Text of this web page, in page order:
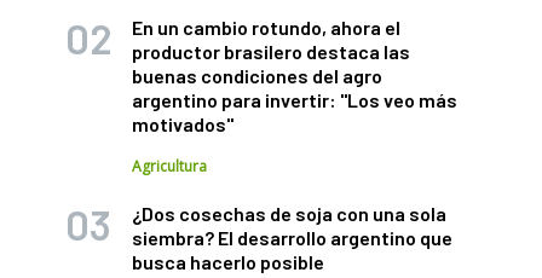
En un cambio rotundo, ahora el
productor brasilero destaca las
buenas condiciones del agro
argentino para invertir: "Los veo más
motivados"
Agricultura
¿Dos cosechas de soja con una sola
siembra? El desarrollo argentino que
busca hacerlo posible